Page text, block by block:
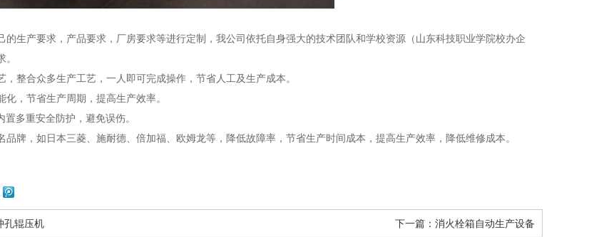
的生产要求，产品要求，厂房要求等进行定制，我公司依托自身强大的技术团队和学校资源（山东科技职业学院校办企
，整合众多生产工艺，一人即可完成操作，节省人工及生产成本。
，节省生产周期，提高生产效率。
多重安全防护，避免误伤。
品牌，如日本三菱、施耐德、倍加福、欧姆龙等，降低故障率，节省生产时间成本，提高生产效率，降低维修成本。
孔辊压机 下一篇： 消火栓箱自动生产设备